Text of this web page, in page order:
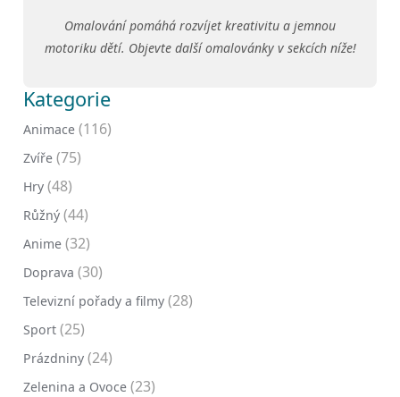
Omalování pomáhá rozvíjet kreativitu a jemnou
motoriku dětí. Objevte další omalovánky v sekcích níže!
Kategorie
Animace (116)
Zvíře (75)
Hry (48)
Růžný (44)
Anime (32)
Doprava (30)
Televizní pořady a filmy (28)
Sport (25)
Prázdniny (24)
Zelenina a Ovoce (23)